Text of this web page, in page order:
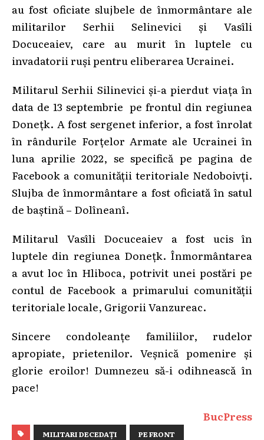
au fost oficiate slujbele de înmormântare ale
militarilor Serhii Selinevici și Vasîli
Docuceaiev, care au murit în luptele cu
invadatorii ruși pentru eliberarea Ucrainei.
Militarul Serhii Silinevici și-a pierdut viața în
data de 13 septembrie pe frontul din regiunea
Donețk. A fost sergenet inferior, a fost înrolat
în rândurile Forțelor Armate ale Ucrainei în
luna aprilie 2022, se specifică pe pagina de
Facebook a comunității teritoriale Nedoboivți.
Slujba de înmormântare a fost oficiată în satul
de baștină – Dolîneanî.
Militarul Vasîli Docuceaiev a fost ucis în
luptele din regiunea Donețk. Înmormântarea
a avut loc în Hliboca, potrivit unei postări pe
contul de Facebook a primarului comunității
teritoriale locale, Grigorii Vanzureac.
Sincere condoleanțe familiilor, rudelor
apropiate, prietenilor. Veșnică pomenire și
glorie eroilor! Dumnezeu să-i odihnească în
pace!
BucPress
MILITARI DECEDAȚI PE FRONT